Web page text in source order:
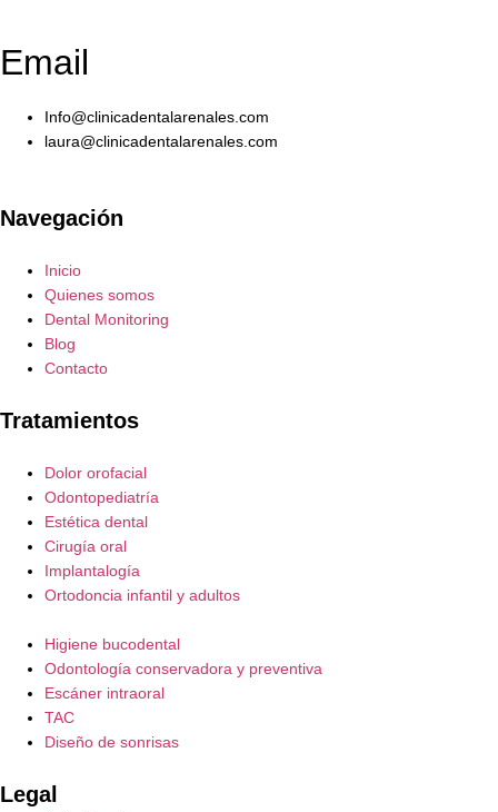
Email
Info@clinicadentalarenales.com
laura@clinicadentalarenales.com
Navegación
Inicio
Quienes somos
Dental Monitoring
Blog
Contacto
Tratamientos
Dolor orofacial
Odontopediatría
Estética dental
Cirugía oral
Implantalogía
Ortodoncia infantil y adultos
Higiene bucodental
Odontología conservadora y preventiva
Escáner intraoral
TAC
Diseño de sonrisas
Legal